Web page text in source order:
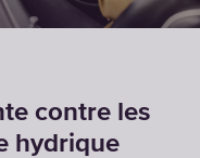
contre les
hydrique